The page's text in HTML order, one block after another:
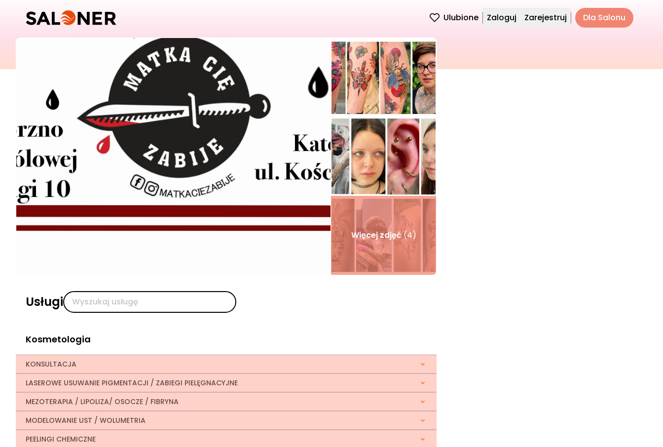
Ulubione Zaloguj Zarejestruj Dla Salonu
Więcej zdjęć(4)
Usługi
Kosmetologia
KONSULTACJA
LASEROWE USUWANIE PIGMENTACJI / ZABIEGI PIELĘGNACYJNE
MEZOTERAPIA / LIPOLIZA/ OSOCZE / FIBRYNA
MODELOWANIE UST / WOLUMETRIA
PEELINGI CHEMICZNE